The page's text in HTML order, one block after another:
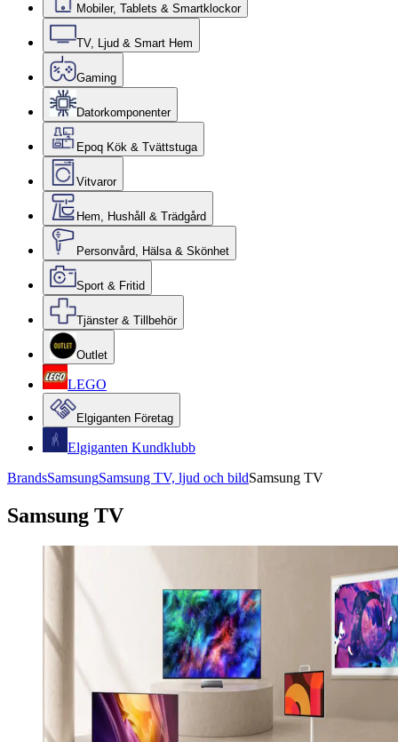
Mobiler, Tablets & Smartklockor
TV, Ljud & Smart Hem
Gaming
Datorkomponenter
Epoq Kök & Tvättstuga
Vitvaror
Hem, Hushåll & Trädgård
Personvård, Hälsa & Skönhet
Sport & Fritid
Tjänster & Tillbehör
Outlet
LEGO
Elgiganten Företag
Elgiganten Kundklubb
BrandsSamsungSamsung TV, ljud och bildSamsung TV
Samsung TV